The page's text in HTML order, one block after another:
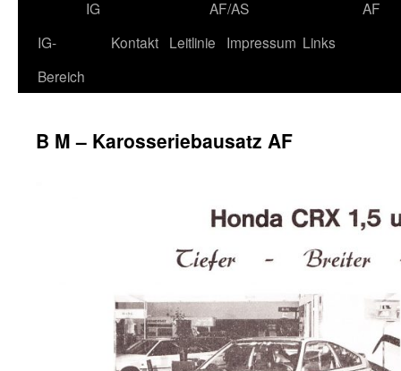
IG
AF/AS
AF
IG-
Bereich
Kontakt Leitlinie Impressum Links
B M – Karosseriebausatz AF